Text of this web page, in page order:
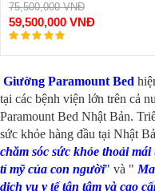
75,500,000 VNĐ
59,500,000 VNĐ
Giường Paramount Bed
tại các bệnh viện lớn trên cả
Paramount Bed Nhật Bản.
sức khỏe hàng đầu tại Nhật
chăm sóc sức khỏe thoải
tỉ mỹ của con người" và "
dịch vụ y tế tân tâm và cao